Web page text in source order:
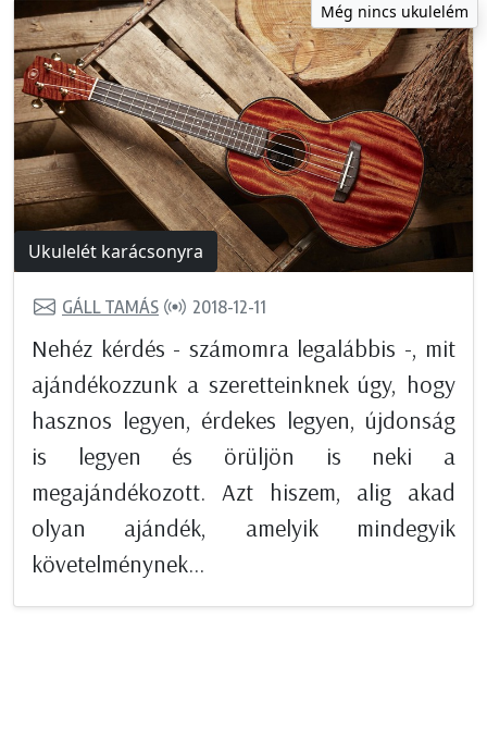
Még nincs ukulelém
Ukulelét karácsonyra
GÁLL TAMÁS 2018-12-11
Nehéz kérdés - számomra legalábbis -, mit
ajándékozzunk a szeretteinknek úgy, hogy
hasznos legyen, érdekes legyen, újdonság
is legyen és örüljön is neki a
megajándékozott. Azt hiszem, alig akad
olyan ajándék, amelyik mindegyik
követelménynek...